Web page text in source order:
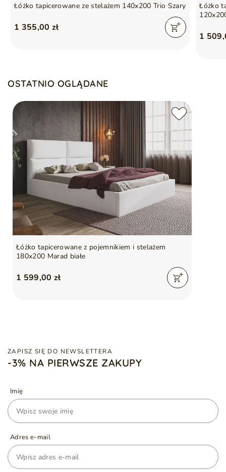
Łóżko tapicerowane ze stelażem 140x200 Trio Szary
1 355,00 zł
Łóżko
1
OSTATNIO OGLĄDANE
Łóżko tapicerowane z pojemnikiem i stelażem
180x200 Marad białe
1 599,00 zł
ZAPISZ SIĘ DO NEWSLETTERA
-3% NA PIERWSZE ZAKUPY
Imię
Adres e-mail